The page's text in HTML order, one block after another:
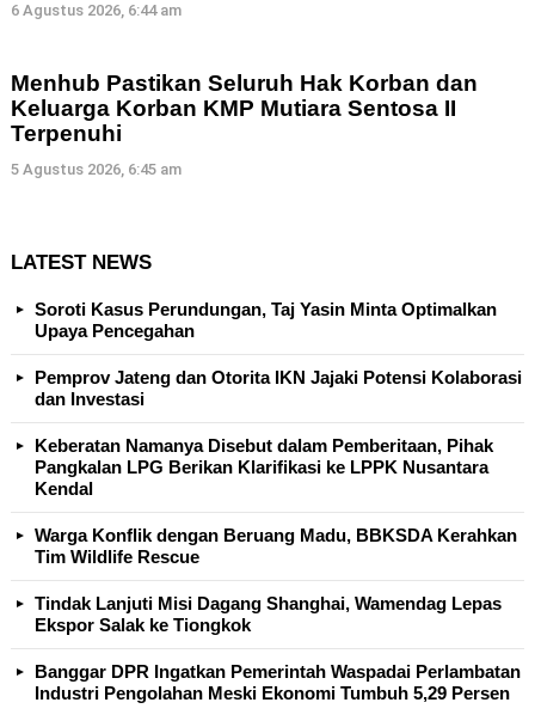
6 Agustus 2026, 6:44 am
Menhub Pastikan Seluruh Hak Korban dan
Keluarga Korban KMP Mutiara Sentosa II
Terpenuhi
5 Agustus 2026, 6:45 am
LATEST NEWS
Soroti Kasus Perundungan, Taj Yasin Minta Optimalkan
Upaya Pencegahan
Pemprov Jateng dan Otorita IKN Jajaki Potensi Kolaborasi
dan Investasi
Keberatan Namanya Disebut dalam Pemberitaan, Pihak
Pangkalan LPG Berikan Klarifikasi ke LPPK Nusantara
Kendal
Warga Konflik dengan Beruang Madu, BBKSDA Kerahkan
Tim Wildlife Rescue
Tindak Lanjuti Misi Dagang Shanghai, Wamendag Lepas
Ekspor Salak ke Tiongkok
Banggar DPR Ingatkan Pemerintah Waspadai Perlambatan
Industri Pengolahan Meski Ekonomi Tumbuh 5,29 Persen